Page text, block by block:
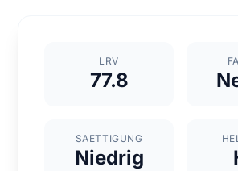
LRV
77.8
SAETTIGUNG
Niedrig